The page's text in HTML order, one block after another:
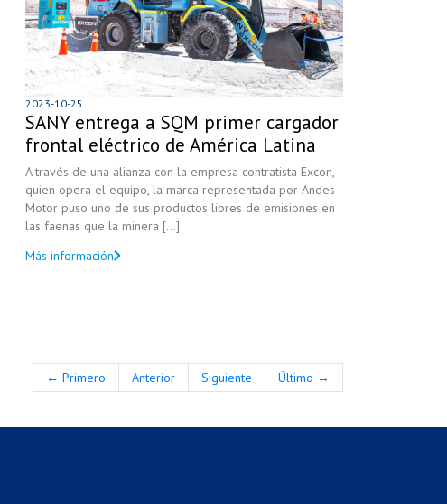
2023-10-25
SANY entrega a SQM primer cargador
frontal eléctrico de América Latina
A través de una alianza con la empresa contratista Excon,
quien opera el equipo, la marca representada por Andes
Motor puso uno de sus productos libres de emisiones en
las faenas que la minera [...]
Más información
← Primero Anterior Siguiente Último →